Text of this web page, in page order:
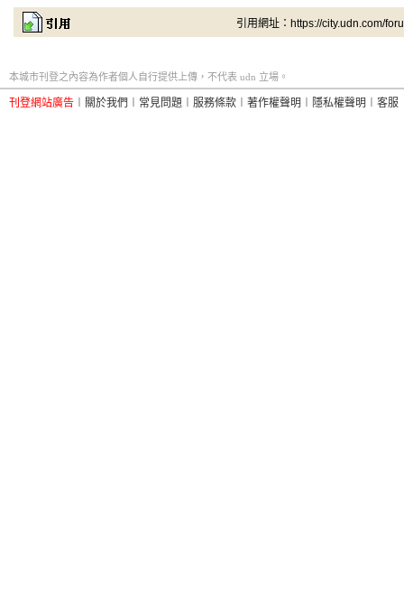
引用網址：https://city.udn.com/
本城市刊登之內容為作者個人自行提供上傳，不代表 udn 立場。
刊登網站廣告 關於我們 常見問題 服務條款 著作權聲明 隱私權聲明 客服